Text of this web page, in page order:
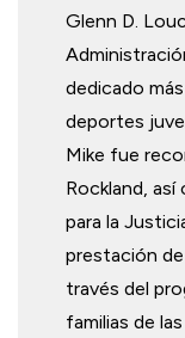
Glenn D.
dedicado
deportes
Mike fue
Rockland,
para la
prestación
través del
familias de